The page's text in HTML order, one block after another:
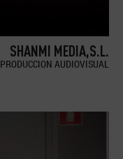
SHANMI MEDIA,S.L.
PRODUCCION AUDIOVISUAL